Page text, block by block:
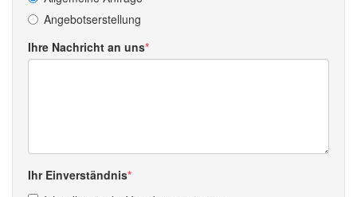
Angebotserstellung
Ihre Nachricht an uns
Ihr Einverständnis